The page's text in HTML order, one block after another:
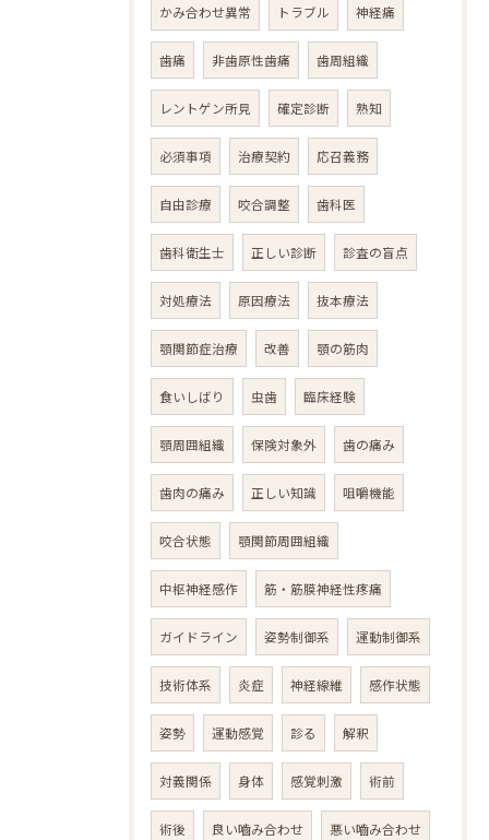
かみ合わせ異常 トラブル 神経痛
歯痛 非歯原性歯痛 歯周組織
レントゲン所見 確定診断 熟知
必須事項 治療契約 応召義務
自由診療 咬合調整 歯科医
歯科衛生士 正しい診断 診査の盲点
対処療法 原因療法 抜本療法
顎関節症治療 改善 顎の筋肉
食いしばり 虫歯 臨床経験
顎周囲組織 保険対象外 歯の痛み
歯肉の痛み 正しい知識 咀嚼機能
咬合状態 顎関節周囲組織
中枢神経感作 筋・筋膜神経性疼痛
ガイドライン 姿勢制御系 運動制御系
技術体系 炎症 神経線維 感作状態
姿勢 運動感覚 診る 解釈
対義関係 身体 感覚刺激 術前
術後 良い嚙み合わせ 悪い嚙み合わせ